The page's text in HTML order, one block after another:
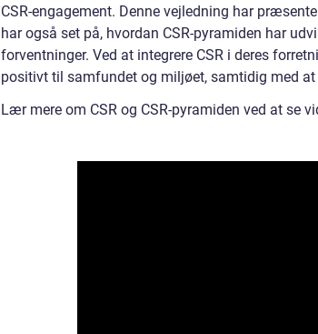
CSR-engagement. Denne vejledning har
har også set på, hvordan CSR-pyramiden har
forventninger. Ved at integrere CSR i deres
positivt til samfundet og miljøet, samtidig med
Lær mere om CSR og CSR-pyramiden ved at se